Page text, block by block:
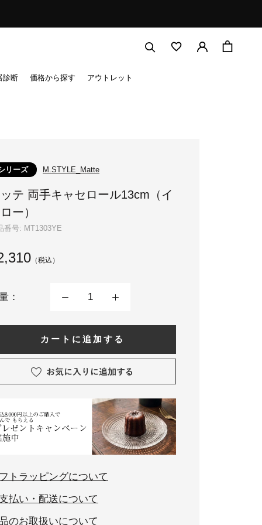
診断 価格から探す アウトレット
リーズ M.STYLE_Matte
テ 両手キャセロール13cm（イ
ー）
番号: MT1303YE
（税込）
：
カートに追加する
トラッピングについて
払い・配送について
のお取扱いについて